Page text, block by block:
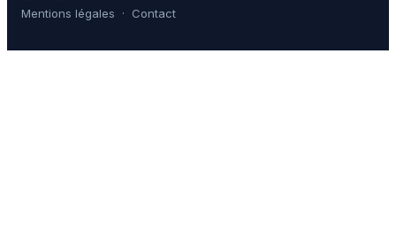
Mentions légales · Contact